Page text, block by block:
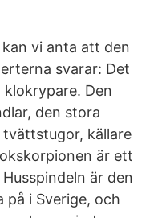
vi anta att den
svarar: Det
Den
den stora
källare
är ett
är den
i Sverige, och